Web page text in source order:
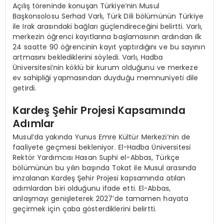
Açılış töreninde konuşan Türkiye’nin Musul
Başkonsolosu Serhad Varlı, Türk Dili bölümünün Türkiye
ile Irak arasındaki bağları güçlendireceğini belirtti. Varlı,
merkezin öğrenci kayıtlarına başlamasının ardından ilk
24 saatte 90 öğrencinin kayıt yaptırdığını ve bu sayının
artmasını beklediklerini söyledi. Varlı, Hadba
Üniversitesi’nin köklü bir kurum olduğunu ve merkeze
ev sahipliği yapmasından duyduğu memnuniyeti dile
getirdi.
Kardeş Şehir Projesi Kapsamında
Adımlar
Musul’da yakında Yunus Emre Kültür Merkezi’nin de
faaliyete geçmesi bekleniyor. El-Hadba Üniversitesi
Rektör Yardımcısı Hasan Suphi el-Abbas, Türkçe
bölümünün bu yılın başında Tokat ile Musul arasında
imzalanan Kardeş Şehir Projesi kapsamında atılan
adımlardan biri olduğunu ifade etti. El-Abbas,
anlaşmayı genişleterek 2027’de tamamen hayata
geçirmek için çaba gösterdiklerini belirtti.